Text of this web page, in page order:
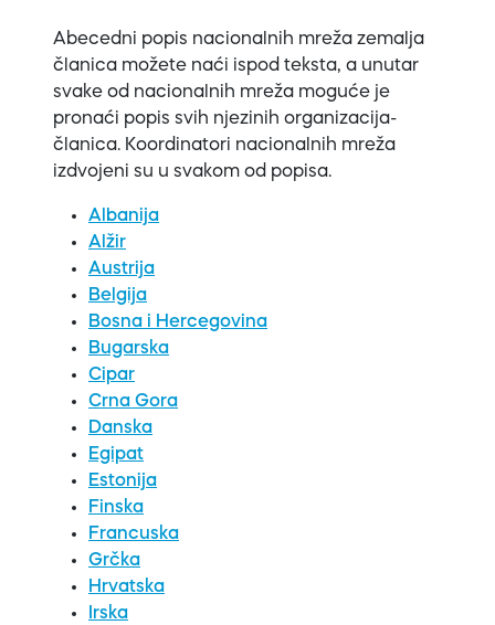
Abecedni popis nacionalnih mreža zemalja
članica možete naći ispod teksta, a unutar
svake od nacionalnih mreža moguće je
pronaći popis svih njezinih organizacija-
članica. Koordinatori nacionalnih mreža
izdvojeni su u svakom od popisa.
Albanija
Alžir
Austrija
Belgija
Bosna i Hercegovina
Bugarska
Cipar
Crna Gora
Danska
Egipat
Estonija
Finska
Francuska
Grčka
Hrvatska
Irska